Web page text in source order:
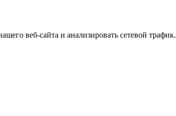
веб-сайта и анализировать сетевой трафик.